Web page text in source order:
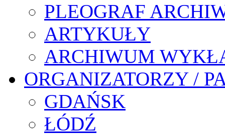
PLEOGRAF
ARTYKUŁY
ARCHIWUM
ORGANIZATORZY /
GDAŃSK
ŁÓDŹ